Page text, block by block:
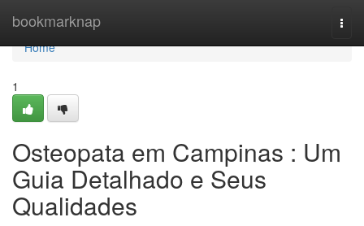
bookmarknap
Home
Home
1
Osteopata em Campinas : Um
Guia Detalhado e Seus
Qualidades